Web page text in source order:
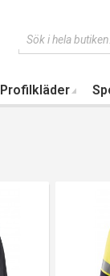
Sök i hela
Profilkläder